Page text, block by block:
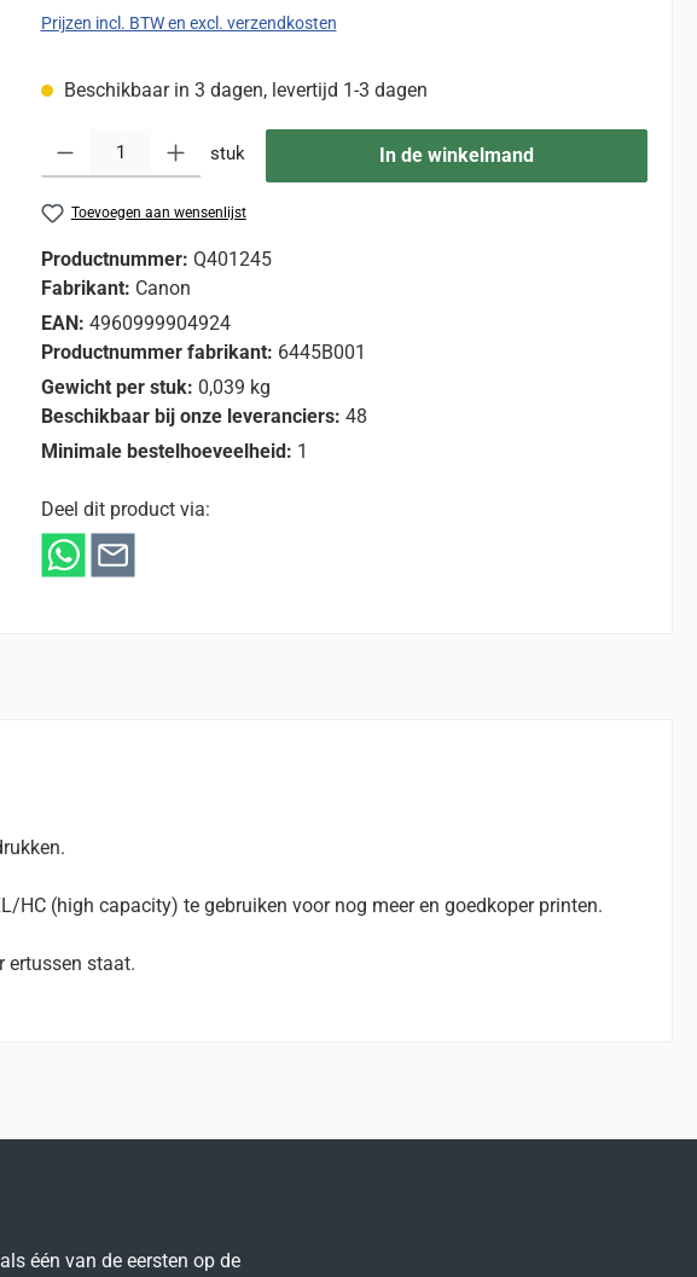
Prijzen incl. BTW en excl. verzendkosten
Beschikbaar in 3 dagen, levertijd 1-3 dagen
Producthoeveelheid: Voer de gewenste hoeveelheid in of gebruik de knoppen om de
stuk In de winkelmand
Toevoegen aan wensenlijst
Productnummer: Q401245
Fabrikant: Canon
EAN: 4960999904924
Productnummer fabrikant: 6445B001
Gewicht per stuk: 0,039 kg
Beschikbaar bij onze leveranciers: 48
Minimale bestelhoeveelheid: 1
Deel dit product via:
HC (high capacity) te gebruiken voor nog meer en goedkoper printen.
ertussen staat.
één van de eersten op de